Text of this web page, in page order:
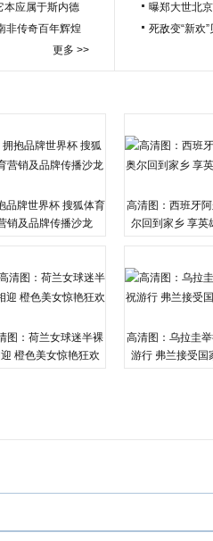
本应属于斯内德
非传奇百年辉煌
更多 >>
曝郑大世北
死敌变“新欢
品牌世界杯 搜狐体育
销及品牌传播沙龙
高清图：西班牙
尔回到家乡 享英
图：荷兰女球迷半裸
橙色美女惊艳狂欢
高清图：乌拉圭
游行 弗兰接受国